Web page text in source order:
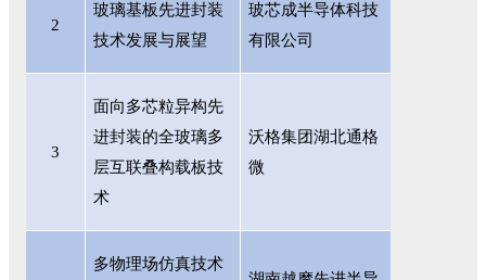
2
玻璃基板先进封装
技术发展与展望
玻芯成半导体科技
有限公司
3
面向多芯粒异构先
进封装的全玻璃多
层互联叠构载板技
术
沃格集团湖北通格
微
多物理场仿真技术